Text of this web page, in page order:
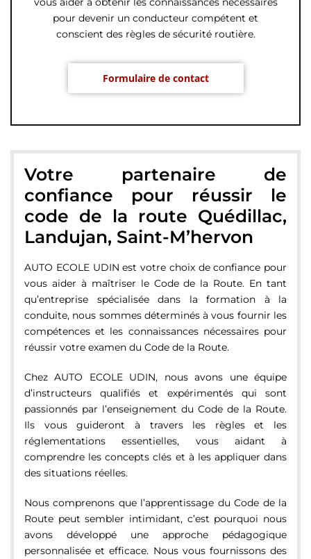
pour devenir un conducteur compétent et
conscient des règles de sécurité routière.
Formulaire de contact
Votre partenaire de
confiance pour réussir le
code de la route Quédillac,
Landujan, Saint-M’hervon
AUTO ECOLE UDIN est votre choix de confiance pour
vous aider à maîtriser le Code de la Route. En tant
qu’entreprise spécialisée dans la formation à la
conduite, nous sommes déterminés à vous fournir les
compétences et les connaissances nécessaires pour
réussir votre examen du Code de la Route.
Chez AUTO ECOLE UDIN, nous avons une équipe
d’instructeurs qualifiés et expérimentés qui sont
passionnés par l’enseignement du Code de la Route.
Ils vous guideront à travers les règles et les
réglementations essentielles, vous aidant à
comprendre les concepts clés et à les appliquer dans
des situations réelles.
Nous comprenons que l’apprentissage du Code de la
Route peut sembler intimidant, c’est pourquoi nous
avons développé une approche pédagogique
personnalisée et efficace. Nous vous fournissons des